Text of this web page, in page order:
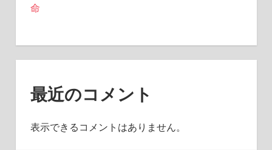
命
最近のコメント
表示できるコメントはありません。